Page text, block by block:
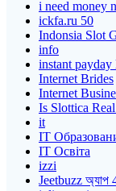
i need money
ickfa.ru 50
Indonsia Slot
info
instant payday
Internet Brides
Internet
Is Slottica
it
IT
IT Освіта
izzi
Jeetbuzz অ্যাপ